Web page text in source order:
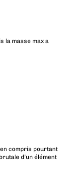
la masse max a
compris pourtant
d’un élément